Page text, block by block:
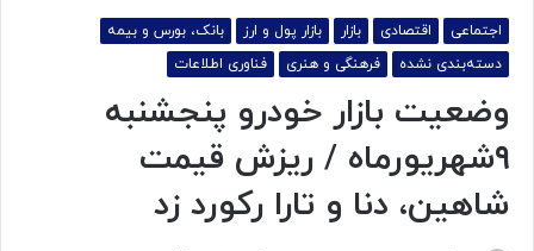
اجتماعی اقتصادی بازار بازار پول و ارز
بانک، بورس و بیمه
دسته‌بندی نشده
فرهنگی و هنری فناوری اطلاعات
وضعیت بازار خودرو پنجشنبه
۹شهریورماه / ریزش قیمت
شاهین، دنا و تارا رکورد زد